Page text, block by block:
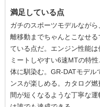
満足している点
ガチのスポーツモデルなが
離移動までちゃんとこなせ
ている点だ。エンジン性能
ミートしやすい6速MTの特
体に馴染む。GR-DATモデル
ンスが楽しめる。カタログ
間が短くなるような丁寧な